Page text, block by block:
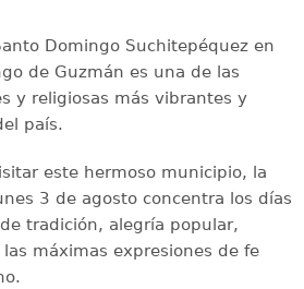
Domingo Suchitepéquez en
de Guzmán es una de las
y religiosas más vibrantes y
país.
este hermoso municipio, la
3 de agosto concentra los días
tradición, alegría popular,
máximas expresiones de fe